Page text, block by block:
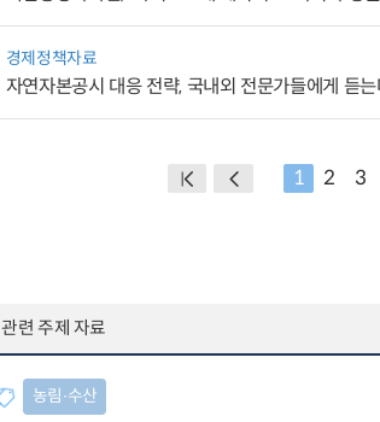
경제정책자료
자연자본공시 대응 전략, 국내외 전문가들에게 듣
1 2 3
관련 주제 자료
농림∙수산